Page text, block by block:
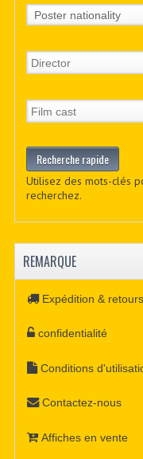
Utilisez des mots-clés
recherchez.
REMARQUE
Expédition & retours
confidentialité
Conditions
Contactez-nous
Affiches en vente